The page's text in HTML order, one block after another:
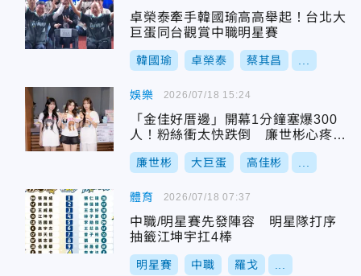
卓榮泰牽手韓國瑜高高舉起！台北大
巨蛋同台觀賞中職明星賽
韓國瑜 卓榮泰 蔡其昌
娛樂
「金佳好厝邊」開幕1分鐘塞爆300
人！粉絲衝太快跌倒 廉世彬心疼發
聲
廉世彬 大巨蛋 高佳彬
2026/07/18 15:24
體育
中職/明星賽先發陣容 明星隊打序
抽籤江坤宇扛4棒
明星賽 中職 羅戈
2026/07/18 07:37